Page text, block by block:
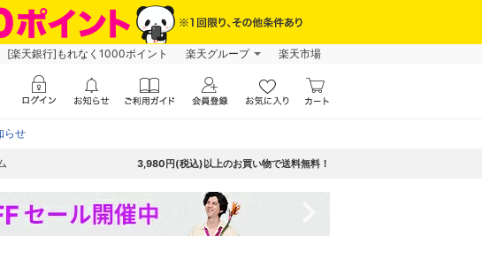
[楽天銀行]もれなく1000ポイント 楽天グループ 楽天市場
らせ
3,980円(税込)以上のお買い物で送料無料！